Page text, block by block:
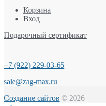
Корзина
Вход
Подарочный сертификат
+7 (922) 229-03-65
sale@zag-max.ru
Создание сайтов © 2026